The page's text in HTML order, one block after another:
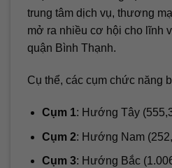
trung tâm dịch vụ, thương
mở ra nhiều cơ hội cho lĩnh
quận Bình Thạnh.
Cụ thể, các cụm chức năng
Cụm 1: Hướng Tây
Cụm 2: Hướng Nam
Cụm 3: Hướng Bắc